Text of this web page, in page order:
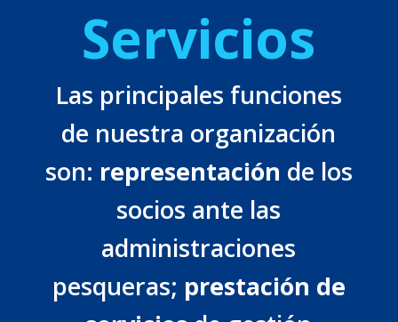
Servicios
Las principales funciones
de nuestra organización
son: representación de los
socios ante las
administraciones
pesqueras; prestación de